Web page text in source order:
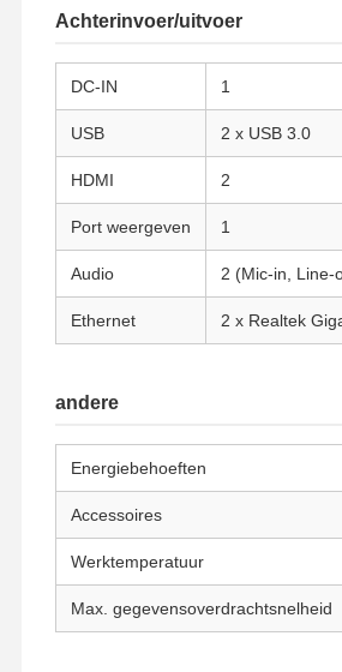
Kwaliteitscont
Role
Contacteer
Ons
Praatje
Firewall Mini PC
Industriële Minipc
1U Rackmount PC
Celeron Mini PC
Office Mini PC
Industrieel moederbord
Firewall-moederbord
Achterinvoer/uitvoer
DC-IN 1
USB 2 x USB 3.0
HDMI 2
Port weergeven 1
Audio 2 (Mic-in, Line-
Ethernet 2 x Realtek
andere
Energiebehoeften
Accessoires
Werktemperatuur
Max. gegevensoverdrachtsnelheid